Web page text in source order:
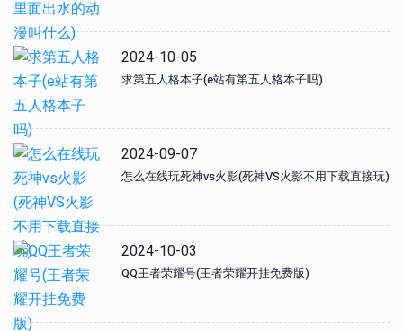
2024-10-05
求第五人格本子(e站有第五人格本子吗)
2024-09-07
怎么在线玩死神vs火影(死神VS火影不用下载直接玩)
2024-10-03
QQ王者荣耀号(王者荣耀开挂免费版)